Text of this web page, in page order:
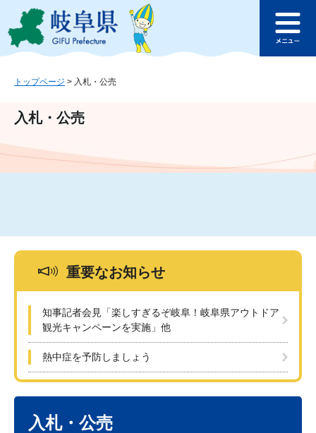
ジ
ュ
文
このページの本文へ
ュ
トップページ > 入札・公売
入札・公売
重要なお知らせ
知事記者会見「楽しすぎるぞ岐阜！岐阜県アウトドア
観光キャンペーンを実施」他
熱中症を予防しましょう
入札・公売